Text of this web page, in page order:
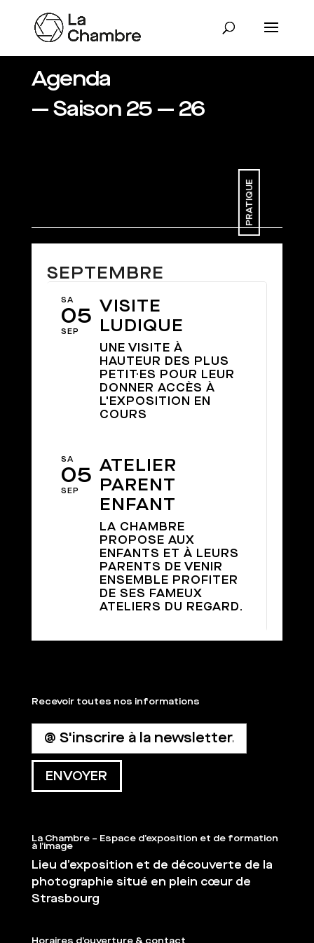
Agenda
— Saison 25 — 26
PRATIQUE
SEPTEMBRE
SA
05
SEP
VISITE
LUDIQUE
UNE VISITE À
HAUTEUR DES PLUS
PETIT·ES POUR LEUR
DONNER ACCÈS À
L'EXPOSITION EN
COURS
SA
05
SEP
ATELIER
PARENT
ENFANT
LA CHAMBRE
PROPOSE AUX
ENFANTS ET À LEURS
PARENTS DE VENIR
ENSEMBLE PROFITER
DE SES FAMEUX
ATELIERS DU REGARD.
Recevoir toutes nos informations
La Chambre – Espace d’exposition et de formation
à l’image
Lieu d’exposition et de découverte de la
photographie situé en plein cœur de
Strasbourg
Horaires d’ouverture & contact